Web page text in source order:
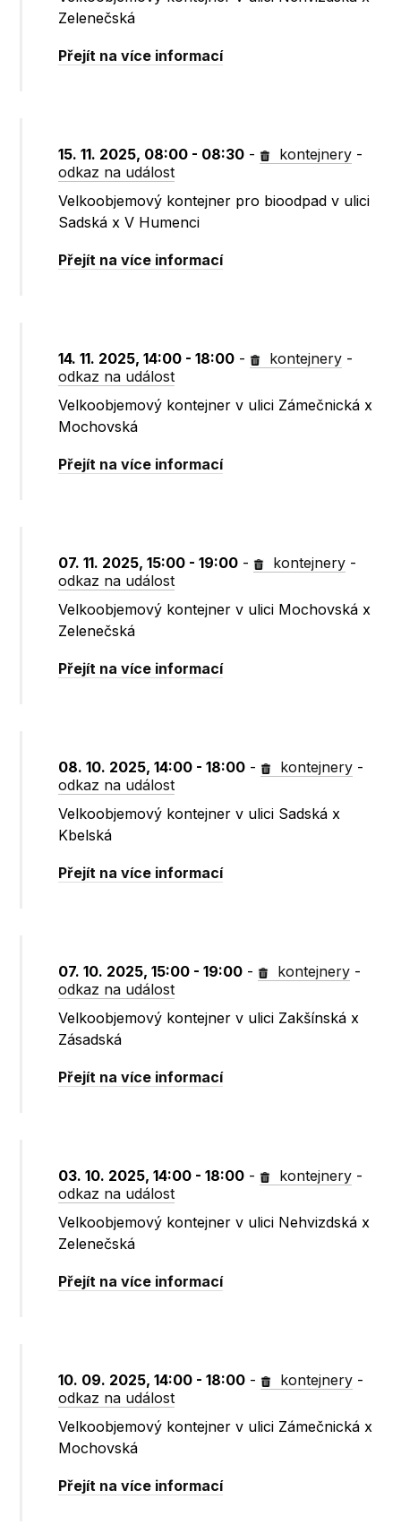
Zelenečská
Přejít na více informací
15. 11. 2025, 08:00 - 08:30 - kontejnery -
odkaz na událost
Velkoobjemový kontejner pro bioodpad v ulici
Sadská x V Humenci
Přejít na více informací
14. 11. 2025, 14:00 - 18:00 - kontejnery -
odkaz na událost
Velkoobjemový kontejner v ulici Zámečnická x
Mochovská
Přejít na více informací
07. 11. 2025, 15:00 - 19:00 - kontejnery -
odkaz na událost
Velkoobjemový kontejner v ulici Mochovská x
Zelenečská
Přejít na více informací
08. 10. 2025, 14:00 - 18:00 - kontejnery -
odkaz na událost
Velkoobjemový kontejner v ulici Sadská x
Kbelská
Přejít na více informací
07. 10. 2025, 15:00 - 19:00 - kontejnery -
odkaz na událost
Velkoobjemový kontejner v ulici Zakšínská x
Zásadská
Přejít na více informací
03. 10. 2025, 14:00 - 18:00 - kontejnery -
odkaz na událost
Velkoobjemový kontejner v ulici Nehvizdská x
Zelenečská
Přejít na více informací
10. 09. 2025, 14:00 - 18:00 - kontejnery -
odkaz na událost
Velkoobjemový kontejner v ulici Zámečnická x
Mochovská
Přejít na více informací